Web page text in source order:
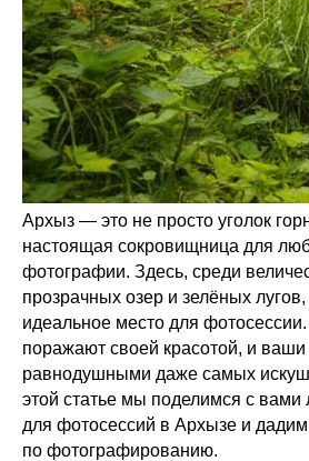
Архыз — это не просто уголок
настоящая сокровищница для
фотографии. Здесь, среди
прозрачных озер и зелёных
идеальное место для
поражают своей красотой, и ваши
равнодушными даже самых
этой статье мы поделимся с
для фотосессий в Архызе и
по фотографированию.